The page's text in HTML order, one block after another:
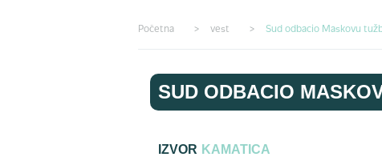
Početna > vest > Sud odbacio Maskovu
SUD ODBACIO
IZVOR KAMATICA